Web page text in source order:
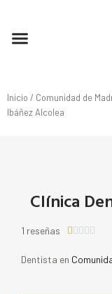
Inicio / Comunidad de
Ibáñez Alcolea
Clínica
1 reseñas     
Dentista en